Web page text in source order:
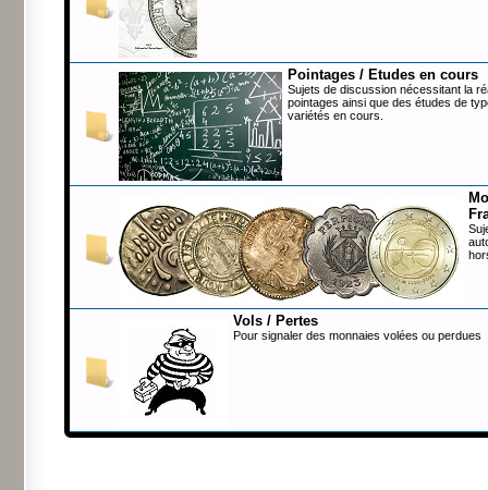
Pointages / Etudes en cours
Sujets de discussion nécessitant la
pointages ainsi que des études de
variétés en cours.
Vols / Pertes
Pour signaler des monnaies volées ou perdues